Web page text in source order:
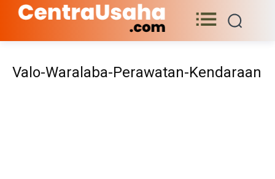
Valo-Waralaba-Perawatan-Kendaraan